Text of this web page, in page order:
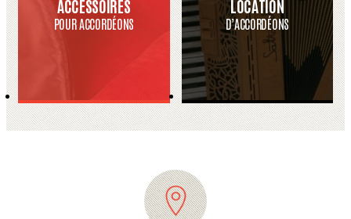
ACCESSOIRES
POUR ACCORDÉONS
LOCATION
D’ACCORDÉONS